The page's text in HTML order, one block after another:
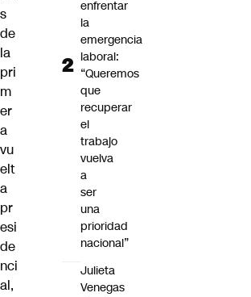
s
de
la
pri
m
er
a
vu
elt
a
pr
esi
de
nci
al,
enfrentar
la
emergencia
laboral:
“Queremos
que
recuperar
el
trabajo
vuelva
a
ser
una
prioridad
nacional”
Julieta
Venegas